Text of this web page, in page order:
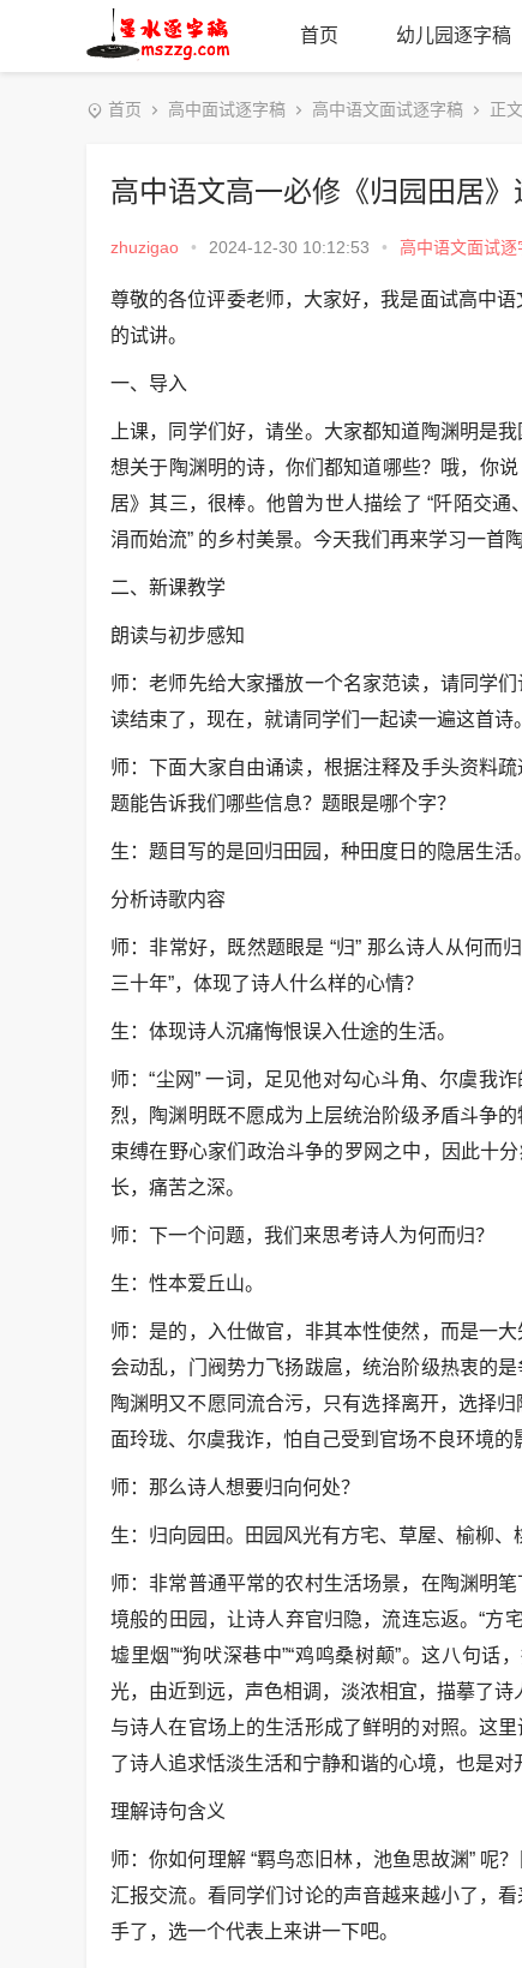
首页 幼儿园逐字稿
首页 高中面试逐字稿 高中语文面试逐字稿 正
高中语文高一必修《归园田居》
zhuzigao • 2024-12-30 10:12:53 • 高中语文面试逐
尊敬的各位评委老师，大家好，我是面试高中
的试讲。
一、导入
上课，同学们好，请坐。大家都知道陶渊明是
想关于陶渊明的诗，你们都知道哪些？哦，你
居》其三，很棒。他曾为世人描绘了 “阡陌交
涓而始流” 的乡村美景。今天我们再来学习一首
二、新课教学
朗读与初步感知
师：老师先给大家播放一个名家范读，请同学
读结束了，现在，就请同学们一起读一遍这首诗
师：下面大家自由诵读，根据注释及手头资料
题能告诉我们哪些信息？题眼是哪个字？
生：题目写的是回归田园，种田度日的隐居生活
分析诗歌内容
师：非常好，既然题眼是 “归” 那么诗人从何而
三十年”，体现了诗人什么样的心情？
生：体现诗人沉痛悔恨误入仕途的生活。
师：“尘网” 一词，足见他对勾心斗角、尔虞我
烈，陶渊明既不愿成为上层统治阶级矛盾斗争
束缚在野心家们政治斗争的罗网之中，因此十
长，痛苦之深。
师：下一个问题，我们来思考诗人为何而归？
生：性本爱丘山。
师：是的，入仕做官，非其本性使然，而是一
会动乱，门阀势力飞扬跋扈，统治阶级热衷的
陶渊明又不愿同流合污，只有选择离开，选择
面玲珑、尔虞我诈，怕自己受到官场不良环境的
师：那么诗人想要归向何处？
生：归向园田。田园风光有方宅、草屋、榆柳、
师：非常普通平常的农村生活场景，在陶渊明
境般的田园，让诗人弃官归隐，流连忘返。“方
墟里烟”“狗吠深巷中”“鸡鸣桑树颠”。这八句
光，由近到远，声色相调，淡浓相宜，描摹了
与诗人在官场上的生活形成了鲜明的对照。这
了诗人追求恬淡生活和宁静和谐的心境，也是对
理解诗句含义
师：你如何理解 “羁鸟恋旧林，池鱼思故渊” 呢
汇报交流。看同学们讨论的声音越来越小了，
手了，选一个代表上来讲一下吧。